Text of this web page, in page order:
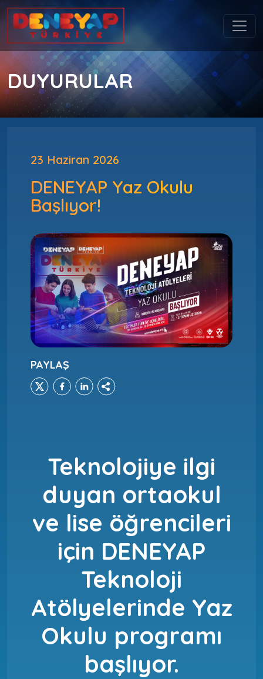
DUYURULAR
23 Haziran 2026
DENEYAP Yaz Okulu
Başlıyor!
PAYLAŞ
Teknolojiye ilgi
duyan ortaokul
ve lise öğrencileri
için DENEYAP
Teknoloji
Atölyelerinde Yaz
Okulu programı
başlıyor.